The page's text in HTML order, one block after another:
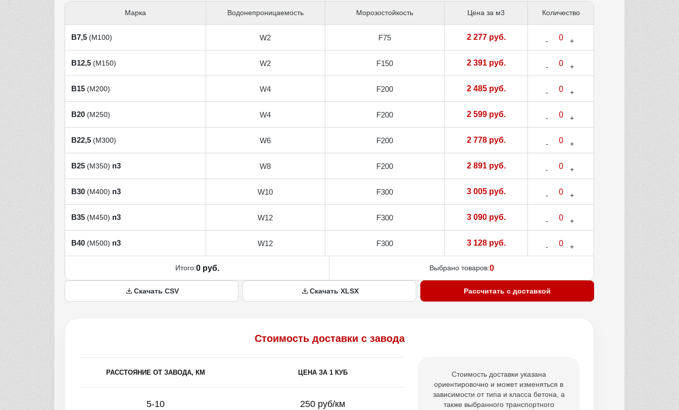
Марка Водонепроницаемость Морозостойкость Цена за м3 Количество
В7,5 (М100) W2 F75 2 277 руб.
В12,5 (М150) W2 F150 2 391 руб.
В15 (М200) W4 F200 2 485 руб.
В20 (М250) W4 F200 2 599 руб.
В22,5 (М300) W6 F200 2 778 руб.
В25 (М350) п3 W8 F200 2 891 руб.
В30 (М400) п3 W10 F300 3 005 руб.
В35 (М450) п3 W12 F300 3 090 руб.
В40 (М500) п3 W12 F300 3 128 руб.
Итого:0 руб. Выбрано товаров:0
Скачать CSV Скачать XLSX Рассчитать с доставкой
Стоимость доставки с завода
РАССТОЯНИЕ ОТ ЗАВОДА, КМ ЦЕНА ЗА 1 КУБ
5-10 250 руб/км
Стоимость доставки указана
ориентировочно и может изменяться в
зависимости от типа и класса бетона, а
также выбранного транспортного